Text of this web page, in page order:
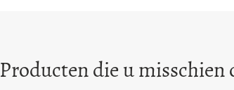
Producten die u misschien